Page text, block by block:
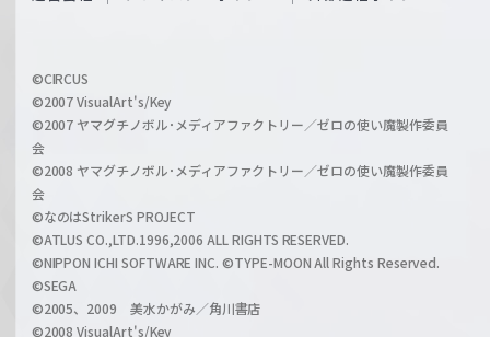
a
r
z
i
l
h
a
n
©CIRCUS
©2007 VisualArt's/Key
©2007 ヤマグチノボル･メディアファクトリー／ゼロの使い魔製作委員
会
©2008 ヤマグチノボル･メディアファクトリー／ゼロの使い魔製作委員
会
©なのはStrikerS PROJECT
©ATLUS CO.,LTD.1996,2006 ALL RIGHTS RESERVED.
©NIPPON ICHI SOFTWARE INC. ©TYPE-MOON All Rights Reserved.
©SEGA
©2005、2009 美水かがみ／角川書店
©2008 VisualArt's/Key